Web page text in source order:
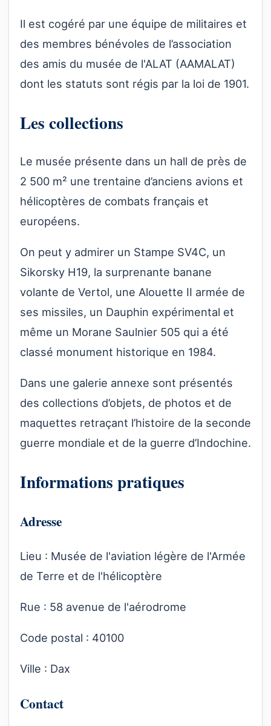
Il est cogéré par une équipe de militaires et
des membres bénévoles de l’association
des amis du musée de l'ALAT (AAMALAT)
dont les statuts sont régis par la loi de 1901.
Les collections
Le musée présente dans un hall de près de
2 500 m² une trentaine d’anciens avions et
hélicoptères de combats français et
européens.
On peut y admirer un Stampe SV4C, un
Sikorsky H19, la surprenante banane
volante de Vertol, une Alouette II armée de
ses missiles, un Dauphin expérimental et
même un Morane Saulnier 505 qui a été
classé monument historique en 1984.
Dans une galerie annexe sont présentés
des collections d’objets, de photos et de
maquettes retraçant l’histoire de la seconde
guerre mondiale et de la guerre d’Indochine.
Informations pratiques
Adresse
Lieu : Musée de l'aviation légère de l'Armée
de Terre et de l'hélicoptère
Rue : 58 avenue de l'aérodrome
Code postal : 40100
Ville : Dax
Contact